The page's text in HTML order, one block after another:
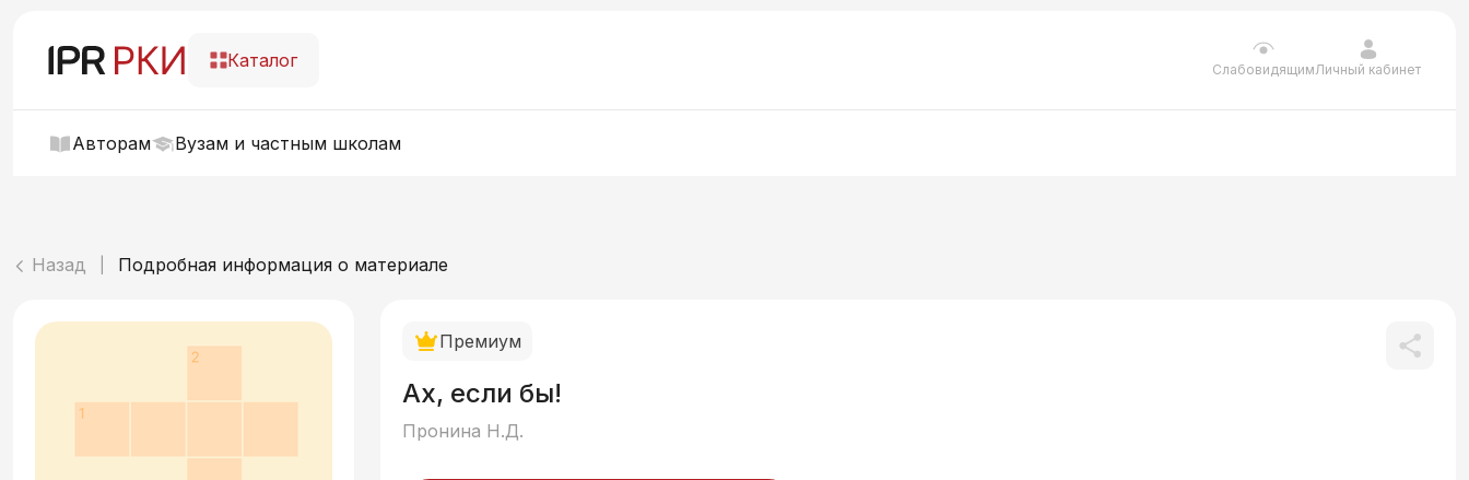
Каталог СлабовидящимЛичный кабинет
Авторам Вузам и частным школам
Назад Подробная информация о материале
Премиум
Ах, если бы!
Пронина Н.Д.